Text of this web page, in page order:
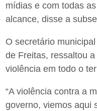
mídias e com todas
alcance, disse a
O secretário
de Freitas, ressaltou
violência em todo o
“A violência contra a
governo, viemos aqui